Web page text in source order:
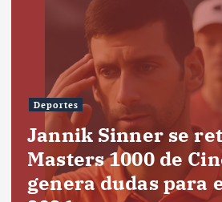
Deportes
Jannik Sinner se
Masters 1000 de
genera dudas para